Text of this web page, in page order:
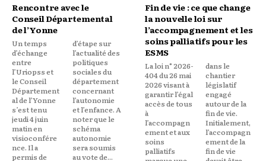
Rencontre avec le
Conseil Départemental
de l’Yonne
Un temps
d’échange
entre
l’Uriopss et
le Conseil
Département
al de l’Yonne
s’est tenu
jeudi 4 juin
matin en
visioconfére
nce. Il a
permis de
d’étape sur
l’actualité des
politiques
sociales du
département
concernant
l’autonomie
et l’enfance. A
noter que le
schéma
autonomie
sera soumis
au vote de...
Fin de vie : ce que change
la nouvelle loi sur
l’accompagnement et les
soins palliatifs pour les
ESMS
La loi n° 2026-
404 du 26 mai
2026 visant à
garantir l’égal
accès de tous
à
l’accompagn
ement et aux
soins
palliatifs
dans le
chantier
législatif
engagé
autour de la
fin de vie.
Initialement,
l’accompagn
ement de la
fin de vie